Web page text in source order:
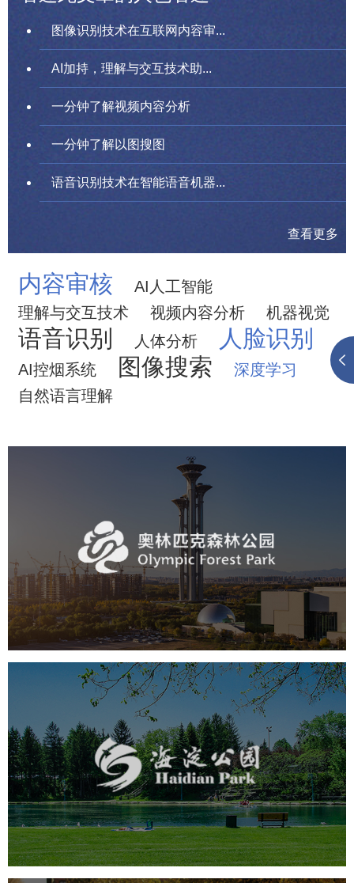
图像识别技术在互联网内容审...
AI加持，理解与交互技术助...
一分钟了解视频内容分析
一分钟了解以图搜图
语音识别技术在智能语音机器...
查看更多
内容审核
AI人工智能
理解与交互技术
视频内容分析 机器视觉
语音识别 人体分析 人脸识别
AI控烟系统 图像搜索
深度学习
自然语言理解
奥体森林公园
旅游休闲 公园 AI人工智能
智慧公园
智慧体育公园
智能步道 智能大数据平台
海淀公园
旅游休闲 公园 AI人工智能 智慧公园
智能步道
智能大数据平台
AR太极 智能语音亭